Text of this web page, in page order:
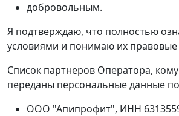
добровольным.
Я подтверждаю, что полностью
условиями и понимаю их правовые
Список партнеров Оператора,
переданы персональные данные
ООО "Апипрофит", ИНН